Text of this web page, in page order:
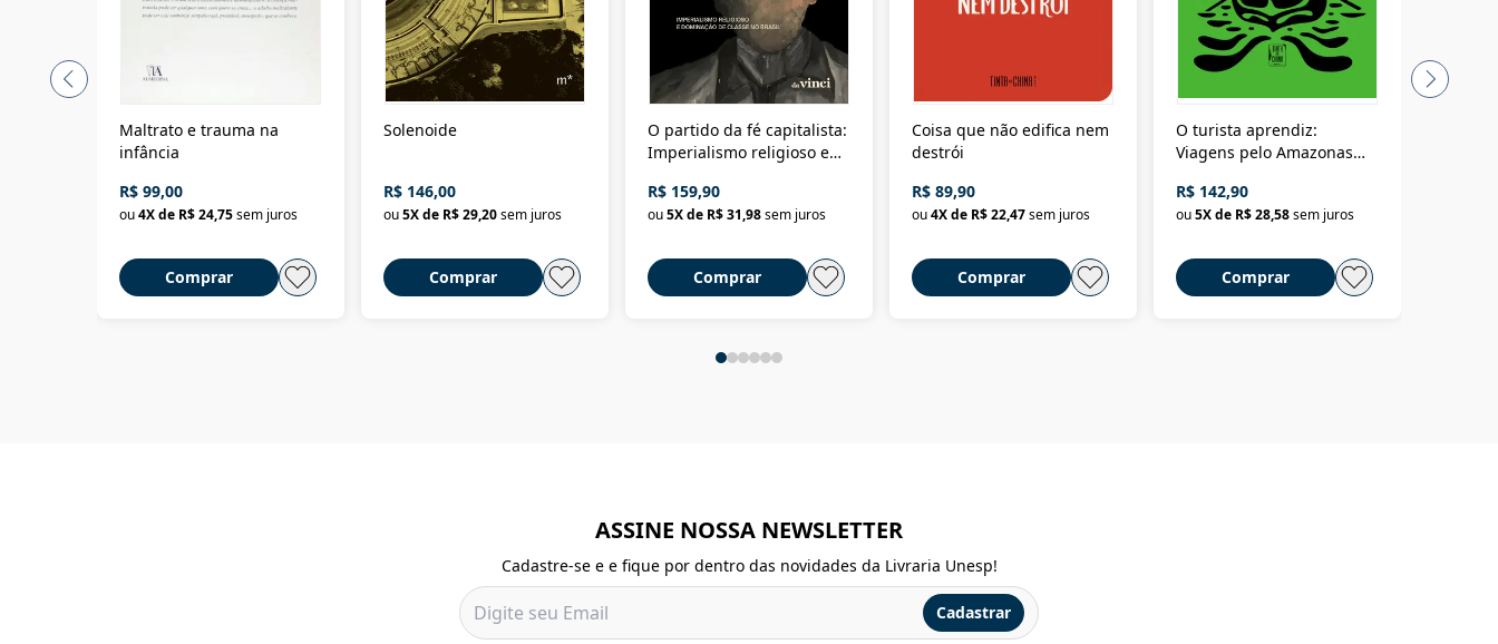
Maltrato e trauma na
infância
R$ 99,00
ou4X de R$ 24,75sem juros
Comprar
Solenoide
R$ 146,00
ou5X de R$ 29,20sem juros
Comprar
O partido da fé capitalista:
Imperialismo religioso e
Brasil
R$ 159,90
ou5X de R$ 31,98sem juros
Comprar
Coisa que não edifica nem
destrói
R$ 89,90
ou4X de R$ 22,47sem juros
Comprar
O turista aprendiz:
Viagens pelo Amazonas
até a Bolívia e por Marajó
até dizer chega
R$ 142,90
ou5X de R$ 28,58sem juros
Comprar
ASSINE NOSSA NEWSLETTER
Cadastre-se e e fique por dentro das novidades da Livraria Unesp!
Cadastrar